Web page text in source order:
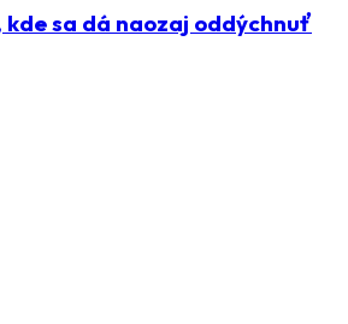
kde sa dá naozaj oddýchnuť